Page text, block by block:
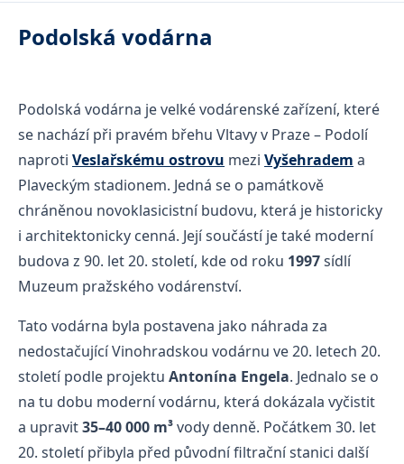
Podolská vodárna
Podolská vodárna je velké vodárenské zařízení, které
se nachází při pravém břehu Vltavy v Praze – Podolí
naproti Veslařskému ostrovu mezi Vyšehradem a
Plaveckým stadionem. Jedná se o památkově
chráněnou novoklasicistní budovu, která je historicky
i architektonicky cenná. Její součástí je také moderní
budova z 90. let 20. století, kde od roku 1997sídlí
Muzeum pražského vodárenství.
Tato vodárna byla postavena jako náhrada za
nedostačující Vinohradskou vodárnu ve 20. letech 20.
století podle projektu Antonína Engela. Jednalo se o
na tu dobu moderní vodárnu, která dokázala vyčistit
a upravit35–40 000 m³vody denně. Počátkem 30. let
20. století přibyla před původní filtrační stanici další